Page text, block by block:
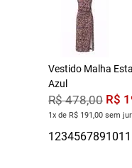
Vestido Malha
Azul
R$ 478,00 R$
1x de R$ 191,00 sem